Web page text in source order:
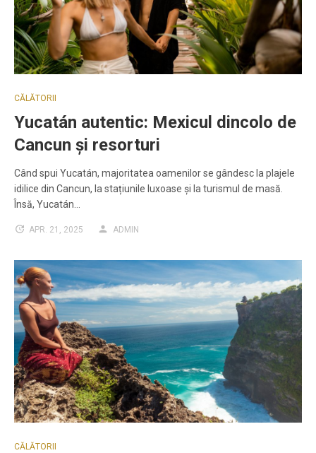
CĂLĂTORII
Yucatán autentic: Mexicul dincolo de
Cancun și resorturi
Când spui Yucatán, majoritatea oamenilor se gândesc la plajele
idilice din Cancun, la stațiunile luxoase și la turismul de masă.
Însă, Yucatán…
APR. 21, 2025 ADMIN
CĂLĂTORII